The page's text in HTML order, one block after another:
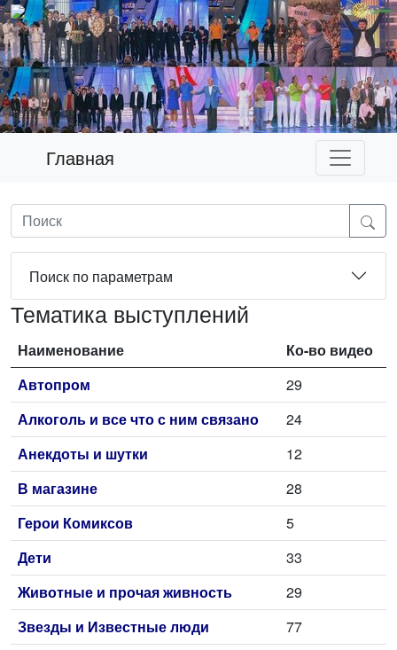
Главная
Поиск по параметрам
Тематика выступлений
Наименование
Ко-во видео
Автопром
29
Алкоголь и все что с ним связано
24
Анекдоты и шутки
12
В магазине
28
Герои Комиксов
5
Дети
33
Животные и прочая живность
29
Звезды и Известные люди
77